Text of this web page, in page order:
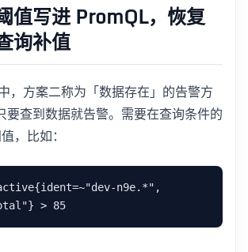
值写进 PromQL，恢复
询补值
，方案二称为「数据存在」的告警方
要查到数据就告警。需要在查询条件的
，比如：
n9e.*",